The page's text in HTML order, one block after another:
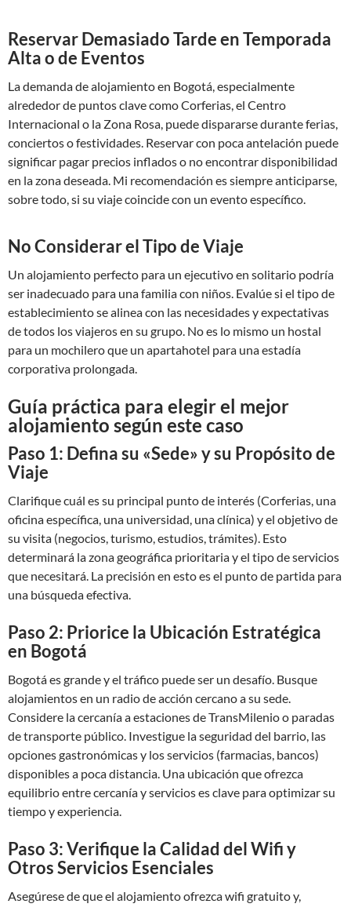
Reservar Demasiado Tarde en Temporada
Alta o de Eventos
La demanda de alojamiento en Bogotá, especialmente
alrededor de puntos clave como Corferias, el Centro
Internacional o la Zona Rosa, puede dispararse durante ferias,
conciertos o festividades. Reservar con poca antelación puede
significar pagar precios inflados o no encontrar disponibilidad
en la zona deseada. Mi recomendación es siempre anticiparse,
sobre todo, si su viaje coincide con un evento específico.
No Considerar el Tipo de Viaje
Un alojamiento perfecto para un ejecutivo en solitario podría
ser inadecuado para una familia con niños. Evalúe si el tipo de
establecimiento se alinea con las necesidades y expectativas
de todos los viajeros en su grupo. No es lo mismo un hostal
para un mochilero que un apartahotel para una estadía
corporativa prolongada.
Guía práctica para elegir el mejor
alojamiento según este caso
Paso 1: Defina su «Sede» y su Propósito de
Viaje
Clarifique cuál es su principal punto de interés (Corferias, una
oficina específica, una universidad, una clínica) y el objetivo de
su visita (negocios, turismo, estudios, trámites). Esto
determinará la zona geográfica prioritaria y el tipo de servicios
que necesitará. La precisión en esto es el punto de partida para
una búsqueda efectiva.
Paso 2: Priorice la Ubicación Estratégica
en Bogotá
Bogotá es grande y el tráfico puede ser un desafío. Busque
alojamientos en un radio de acción cercano a su sede.
Considere la cercanía a estaciones de TransMilenio o paradas
de transporte público. Investigue la seguridad del barrio, las
opciones gastronómicas y los servicios (farmacias, bancos)
disponibles a poca distancia. Una ubicación que ofrezca
equilibrio entre cercanía y servicios es clave para optimizar su
tiempo y experiencia.
Paso 3: Verifique la Calidad del Wifi y
Otros Servicios Esenciales
Asegúrese de que el alojamiento ofrezca wifi gratuito y,